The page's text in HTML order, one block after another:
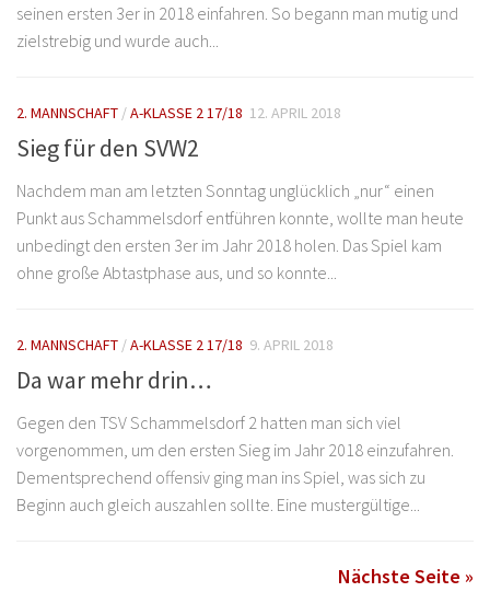
seinen ersten 3er in 2018 einfahren. So begann man mutig und
zielstrebig und wurde auch...
2. MANNSCHAFT /A-KLASSE 2 17/18 12. APRIL 2018
Sieg für den SVW2
Nachdem man am letzten Sonntag unglücklich „nur“ einen
Punkt aus Schammelsdorf entführen konnte, wollte man heute
unbedingt den ersten 3er im Jahr 2018 holen. Das Spiel kam
ohne große Abtastphase aus, und so konnte...
2. MANNSCHAFT /A-KLASSE 2 17/18 9. APRIL 2018
Da war mehr drin…
Gegen den TSV Schammelsdorf 2 hatten man sich viel
vorgenommen, um den ersten Sieg im Jahr 2018 einzufahren.
Dementsprechend offensiv ging man ins Spiel, was sich zu
Beginn auch gleich auszahlen sollte. Eine mustergültige...
Nächste Seite »